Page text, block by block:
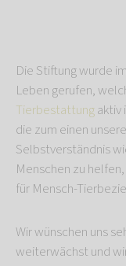
Die Stiftung wurde
Leben gerufen,
Tierbestattungaktiv
die zum einen
Selbstverständnis
Menschen zu
für Mensch-
Wir wünschen uns
weiterwächst und